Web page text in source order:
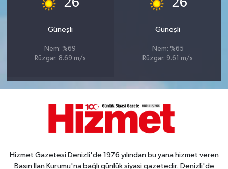
26
Güneşli
Nem: %69
Rüzgar: 8.69 m/s
26
Güneşli
Nem: %65
Rüzgar: 9.61 m/s
Hizmet Gazetesi Denizli'de 1976 yılından bu yana hizmet veren
Basın İlan Kurumu'na bağlı günlük siyasi gazetedir. Denizli'de